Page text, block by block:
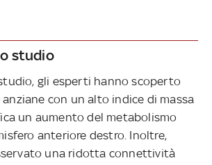
studio
gli esperti hanno scoperto
con un alto indice di massa
un aumento del metabolismo
anteriore destro. Inoltre,
una ridotta connettività